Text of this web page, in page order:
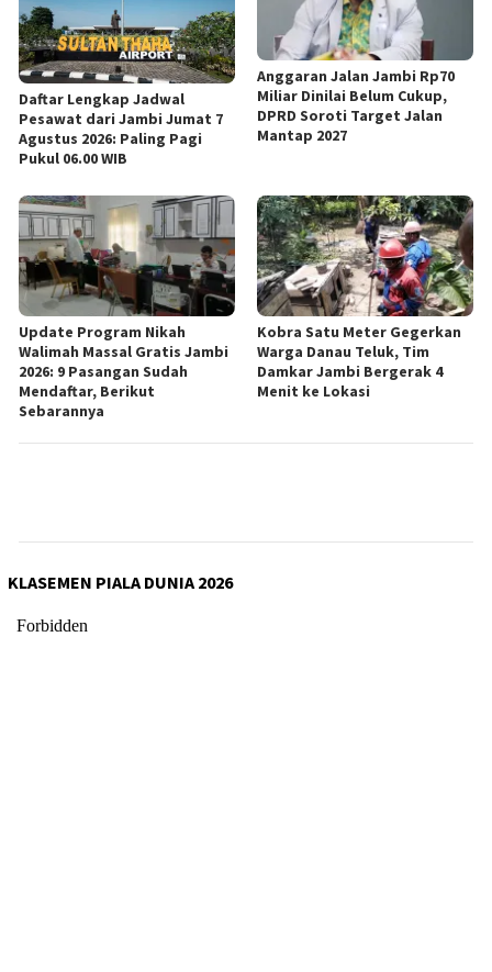
Daftar Lengkap Jadwal
Pesawat dari Jambi Jumat 7
Agustus 2026: Paling Pagi
Pukul 06.00 WIB
Anggaran Jalan Jambi Rp70
Miliar Dinilai Belum Cukup,
DPRD Soroti Target Jalan
Mantap 2027
Update Program Nikah
Walimah Massal Gratis Jambi
2026: 9 Pasangan Sudah
Mendaftar, Berikut
Sebarannya
Kobra Satu Meter Gegerkan
Warga Danau Teluk, Tim
Damkar Jambi Bergerak 4
Menit ke Lokasi
KLASEMEN PIALA DUNIA 2026